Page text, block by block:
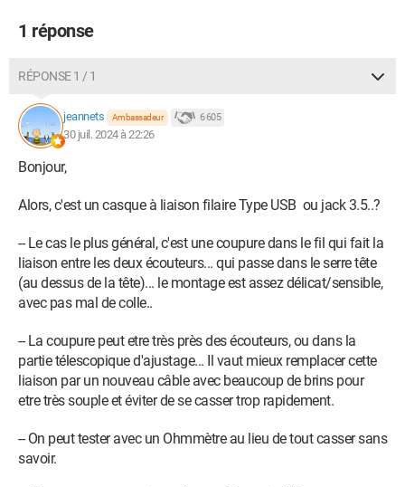
1 réponse
RÉPONSE 1 / 1
jeannets Ambassadeur 6 605
30 juil. 2024 à 22:26
Bonjour,
Alors, c'est un casque à liaison filaire Type USB ou jack 3.5..?
-- Le cas le plus général, c'est une coupure dans le fil qui fait la
liaison entre les deux écouteurs... qui passe dans le serre tête
(au dessus de la tête)... le montage est assez délicat/sensible,
avec pas mal de colle..
-- La coupure peut etre très près des écouteurs, ou dans la
partie télescopique d'ajustage... Il vaut mieux remplacer cette
liaison par un nouveau câble avec beaucoup de brins pour
etre très souple et éviter de se casser trop rapidement.
-- On peut tester avec un Ohmmètre au lieu de tout casser sans
savoir.